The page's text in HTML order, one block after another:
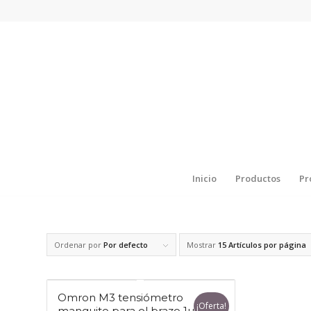
Inicio Productos
Ordenar por Por defecto Mostrar 15 Artículos por página
Omron M3 tensiómetro
¡Oferta!